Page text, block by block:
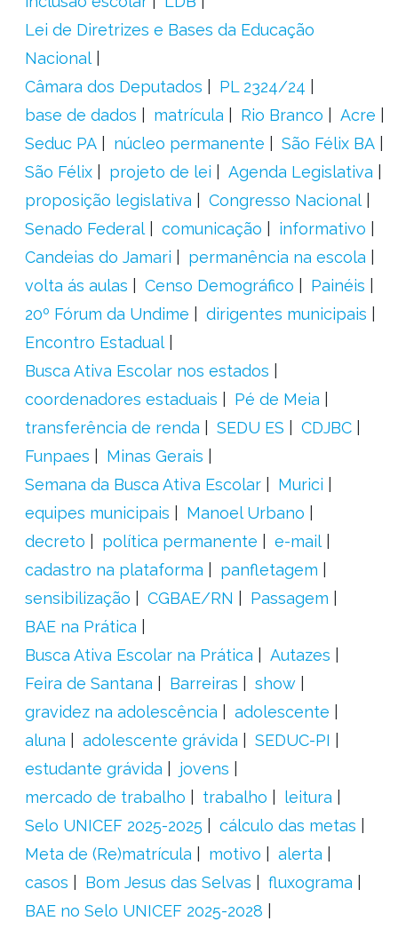
Lei de Diretrizes e Bases da Educação
Nacional
Câmara dos Deputados
PL 2324/24
base de dados
matrícula Rio Branco
Acre
Seduc PA
núcleo permanente
São Félix BA
São Félix
projeto de lei
Agenda Legislativa
proposição legislativa
Congresso Nacional
Senado Federal
comunicação
informativo
Candeias do Jamari
permanência na escola
volta ás aulas
Censo Demográfico
Painéis
20º Fórum da Undime
dirigentes municipais
Encontro Estadual
Busca Ativa Escolar nos estados
coordenadores estaduais
Pé de Meia
transferência de renda
SEDU ES
CDJBC
Funpaes
Minas Gerais
Semana da Busca Ativa Escolar
Murici
equipes municipais
Manoel Urbano
decreto
política permanente
e-mail
cadastro na plataforma
panfletagem
sensibilização
CGBAE/RN
Passagem
BAE na Prática
Busca Ativa Escolar na Prática
Autazes
Feira de Santana
Barreiras
show
gravidez na adolescência
adolescente
aluna
adolescente grávida
SEDUC-PI
estudante grávida
jovens
mercado de trabalho
trabalho
leitura
Selo UNICEF 2025-2025
cálculo das metas
Meta de (Re)matrícula
motivo
alerta
casos
Bom Jesus das Selvas
fluxograma
BAE no Selo UNICEF 2025-2028